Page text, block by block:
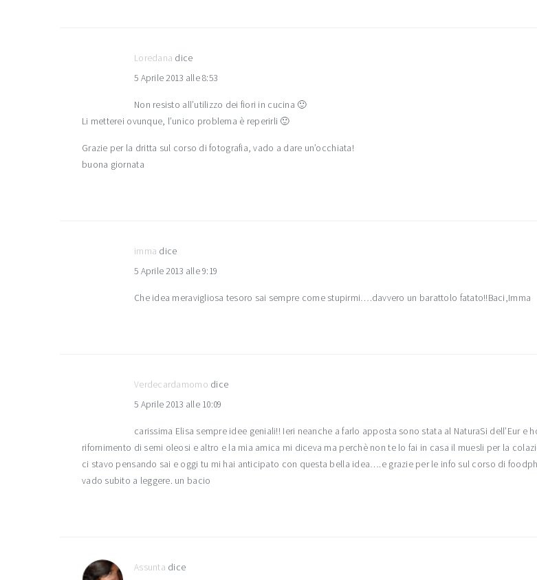
Loredana dice
5 Aprile 2013 alle 8:53
Non resisto all’utilizzo dei fiori in cucina 🙂
Li metterei ovunque, l’unico problema è reperirli 🙂
Grazie per la dritta sul corso di fotografia, vado a dare un’occhiata!
buona giornata
imma dice
5 Aprile 2013 alle 9:19
Che idea meravigliosa tesoro sai sempre come stupirmi….davvero un barattolo fatato!!Baci,Imma
Verdecardamomo dice
5 Aprile 2013 alle 10:09
carissima Elisa sempre idee geniali!! Ieri neanche a farlo apposta sono stata al NaturaSi dell’Eur e
rifornimento di semi oleosi e altro e la mia amica mi diceva ma perchè non te lo fai in casa il muesli per la
ci stavo pensando sai e oggi tu mi hai anticipato con questa bella idea….e grazie per le info sul corso di
vado subito a leggere. un bacio
Assunta dice